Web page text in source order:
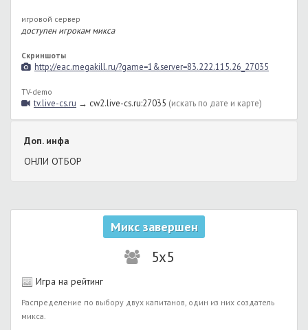
игровой сервер
доступен игрокам микса
Скриншоты
http://eac.megakill.ru/?game=1&server=83.222.115.26_27035
TV-demo
tv.live-cs.ru → cw2.live-cs.ru:27035 (искать по дате и карте)
Доп. инфа
ОНЛИ ОТБОР
Микс завершен
5x5
Игра на рейтинг
Распределение по выбору двух капитанов, один из них создатель
микса.